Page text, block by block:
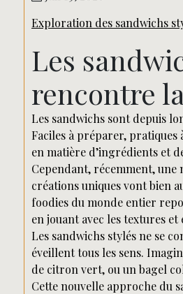
Exploration des sandwichs
Les
rencontre
Les sandwichs sont depuis
Faciles à préparer,
en matière d’ingrédients et
Cependant, récemment, une
créations uniques vont bien
foodies du monde entier
en jouant avec les textures
Les sandwichs stylés ne se
éveillent tous les sens.
de citron vert, ou un bagel
Cette nouvelle approche du